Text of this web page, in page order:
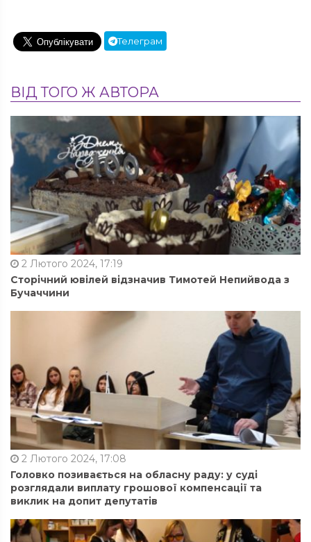
Телеграм
ВІД ТОГО Ж АВТОРА
2 Лютого 2024, 17:19
Сторічний ювілей відзначив Тимотей Непийвода з
Бучаччини
2 Лютого 2024, 17:08
Головко позивається на обласну раду: у суді
розглядали виплату грошової компенсації та
виклик на допит депутатів